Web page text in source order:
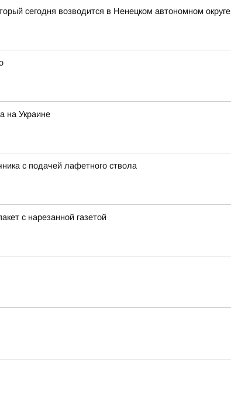
сегодня возводится в Ненецком автономном округе
на Украине
с подачей лафетного ствола
с нарезанной газетой